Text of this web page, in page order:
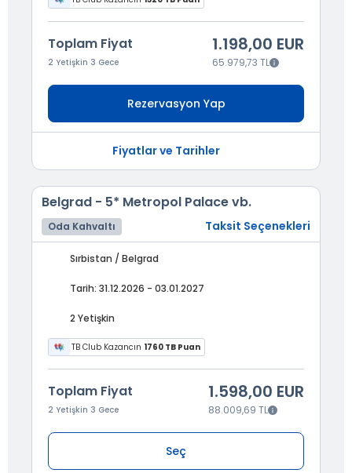
Toplam Fiyat
2 Yetişkin 3 Gece
1.198,00 EUR
65.979,73 TL
Rezervasyon Yap
Fiyatlar ve Tarihler
Belgrad - 5* Metropol Palace vb.
Oda Kahvaltı Taksit Seçenekleri
Sırbistan / Belgrad
Tarih: 31.12.2026 - 03.01.2027
2 Yetişkin
TB Club Kazancın 1760 TB Puan
Toplam Fiyat
2 Yetişkin 3 Gece
1.598,00 EUR
88.009,69 TL
Seç